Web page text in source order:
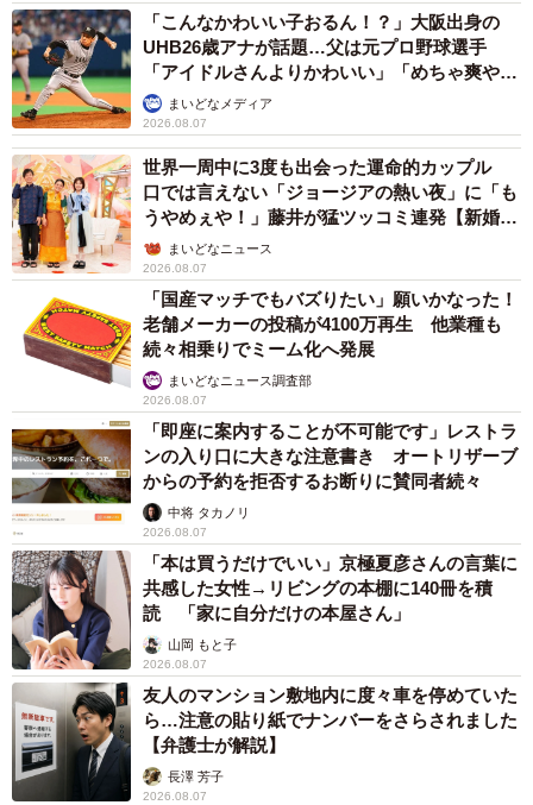
「こんなかわいい子おるん！？」大阪出身の
UHB26歳アナが話題…父は元プロ野球選手
「アイドルさんよりかわいい」「めちゃ爽や
か」まいどなメディア
2026.08.07
世界一周中に3度も出会った運命的カップル
口では言えない「ジョージアの熱い夜」に「も
うやめぇや！」藤井が猛ツッコミ連発【新婚さ
ん】まいどなニュース
2026.08.07
「国産マッチでもバズりたい」願いかなった！
老舗メーカーの投稿が4100万再生 他業種も
続々相乗りでミーム化へ発展
まいどなニュース調査部
2026.08.07
「即座に案内することが不可能です」レストラ
ンの入り口に大きな注意書き オートリザーブ
からの予約を拒否するお断りに賛同者続々
中将 タカノリ
2026.08.07
「本は買うだけでいい」京極夏彦さんの言葉に
共感した女性→リビングの本棚に140冊を積
読 「家に自分だけの本屋さん」
山岡 もと子
2026.08.07
友人のマンション敷地内に度々車を停めていた
ら…注意の貼り紙でナンバーをさらされました
【弁護士が解説】
長澤 芳子
2026.08.07